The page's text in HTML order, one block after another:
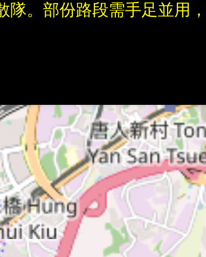
隊。部份路段需手足並用